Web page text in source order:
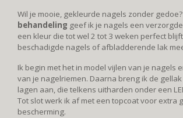
Wil je mooie, gekleurde nagels zonder
behandeling geef ik je nagels een
een kleur die tot wel 2 tot 3 weken perfect
beschadigde nagels of afbladderende lak
Ik begin met het in model vijlen van je nagels
van je nagelriemen. Daarna breng ik de
lagen aan, die telkens uitharden onder een
Tot slot werk ik af met een topcoat voor extra
bescherming.